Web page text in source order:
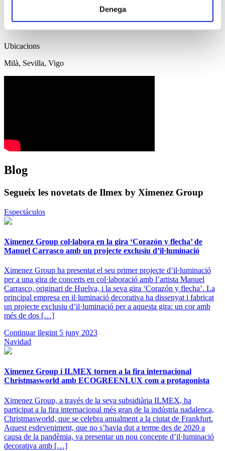
Denega
Ubicacions
Milà, Sevilla, Vigo
Blog
Segueix les novetats de Ilmex by Ximenez Group
Espectáculos
Ximenez Group col·labora en la gira ‘Corazón y flecha’ de
Manuel Carrasco amb un projecte exclusiu d’il·luminació
Ximenez Group ha presentat el seu primer projecte d’il·luminació
per a una gira de concerts en col·laboració amb l’artista Manuel
Carrasco, originari de Huelva, i la seva gira ‘Corazón y flecha’. La
principal empresa en il·luminació decorativa ha dissenyat i fabricat
un projecte exclusiu d’il·luminació per a aquesta gira: un cor amb
més de dos […]
Continuar llegint 5 juny 2023
Navidad
Ximenez Group i ILMEX tornen a la fira internacional
Christmasworld amb ECOGREENLUX com a protagonista
Ximenez Group, a través de la seva subsidiària ILMEX, ha
participat a la fira internacional més gran de la indústria nadalenca,
Christmasworld, que se celebra anualment a la ciutat de Frankfurt.
Aquest esdeveniment, que no s’havia dut a terme des de 2020 a
causa de la pandèmia, va presentar un nou concepte d’il·luminació
decorativa amb […]